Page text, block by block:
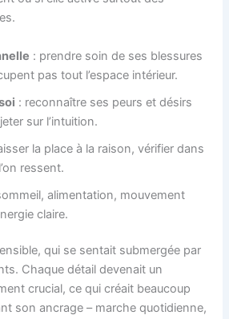
: prendre soin de ses blessures
pas tout l’espace intérieur.
: reconnaître ses peurs et désirs
sur l’intuition.
la place à la raison, vérifier dans
ressent.
alimentation, mouvement
claire.
qui se sentait submergée par
Chaque détail devenait un
crucial, ce qui créait beaucoup
son ancrage – marche quotidienne,